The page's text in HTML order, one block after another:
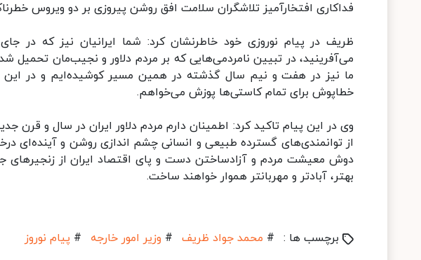
فداکاری افتخارآمیز تلاشگران سلامت افق روشن پیروزی بر دو ویروس
ظریف در پیام نوروزی خود خاطرنشان کرد: شما ایرانیان نیز که در
می‌آفرینید، در تبیین نامردمی‌هایی که بر مردم دلاور و نجیب‌مان تحمیل
ما نیز در هفت و نیم سال گذشته در همین مسیر کوشیده‌ایم و در این
خطاپوش برای تمام کاستی‌ها پوزش می‌خواهم.
وی در این پیام تاکید کرد: اطمینان دارم مردم دلاور ایران در سال و قرن
از توانمندی‌های گسترده طبیعی و انسانی چشم اندازی روشن و آینده‌ای
دوش معیشت مردم و آزادساختن دست و پای اقتصاد ایران از زنجیرهای
بهتر، آبادتر و مهربانتر هموار خواهند ساخت.
برچسب ها : # محمد جواد ظریف # وزیر امور خارجه # پیام نوروز